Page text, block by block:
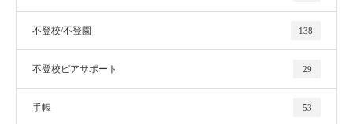
不登校/不登園 138
不登校ピアサポート 29
手帳 53